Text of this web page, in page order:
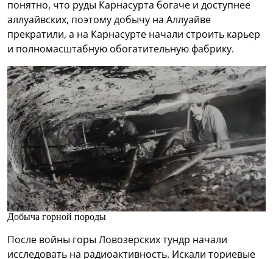
понятно, что руды Карнасурта богаче и доступнее
аллуайвских, поэтому добычу на Аллуайве
прекратили, а на Карнасурте начали строить карьер
и полномасштабную обогатительную фабрику.
Добыча горной породы
После войны горы Ловозерских тундр начали
исследовать на радиоактивность. Искали ториевые